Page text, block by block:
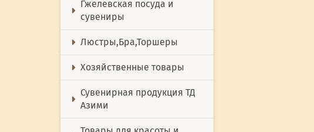
Гжелевская посуда и
сувениры
Люстры,Бра,Торшеры
Хозяйственные товары
Сувенирная продукция ТД
Азими